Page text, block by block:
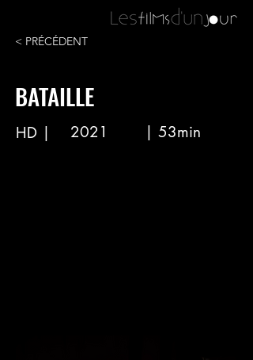
< PRÉCÉDENT
BATAILLE
HD | 2021 | 53min